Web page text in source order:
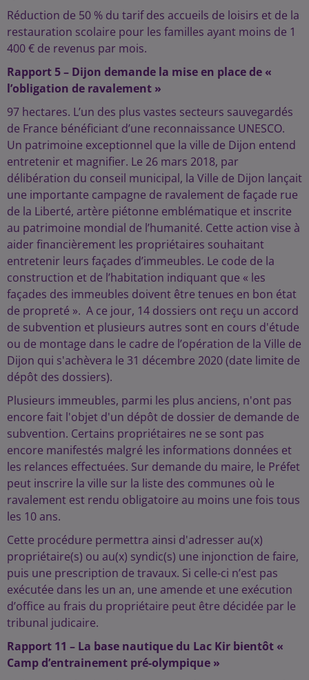
Réduction de 50 % du tarif des accueils de loisirs et de la
restauration scolaire pour les familles ayant moins de 1
400 € de revenus par mois.
Rapport 5 – Dijon demande la mise en place de «
l’obligation de ravalement »
97 hectares. L’un des plus vastes secteurs sauvegardés
de France bénéficiant d’une reconnaissance UNESCO.
Un patrimoine exceptionnel que la ville de Dijon entend
entretenir et magnifier. Le 26 mars 2018, par
délibération du conseil municipal, la Ville de Dijon lançait
une importante campagne de ravalement de façade rue
de la Liberté, artère piétonne emblématique et inscrite
au patrimoine mondial de l’humanité. Cette action vise à
aider financièrement les propriétaires souhaitant
entretenir leurs façades d’immeubles. Le code de la
construction et de l’habitation indiquant que « les
façades des immeubles doivent être tenues en bon état
de propreté ». A ce jour, 14 dossiers ont reçu un accord
de subvention et plusieurs autres sont en cours d'étude
ou de montage dans le cadre de l’opération de la Ville de
Dijon qui s'achèvera le 31 décembre 2020 (date limite de
dépôt des dossiers).
Plusieurs immeubles, parmi les plus anciens, n'ont pas
encore fait l'objet d'un dépôt de dossier de demande de
subvention. Certains propriétaires ne se sont pas
encore manifestés malgré les informations données et
les relances effectuées. Sur demande du maire, le Préfet
peut inscrire la ville sur la liste des communes où le
ravalement est rendu obligatoire au moins une fois tous
les 10 ans.
Cette procédure permettra ainsi d'adresser au(x)
propriétaire(s) ou au(x) syndic(s) une injonction de faire,
puis une prescription de travaux. Si celle-ci n’est pas
exécutée dans les un an, une amende et une exécution
d’office au frais du propriétaire peut être décidée par le
tribunal judicaire.
Rapport 11 – La base nautique du Lac Kir bientôt «
Camp d’entrainement pré-olympique »